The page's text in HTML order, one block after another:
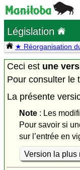
Législation
★ Réorganisation
Ceci est une
Pour consulter le
La présente
Note: Les
Pour savoir si
sur l’entrée en
Version la plus